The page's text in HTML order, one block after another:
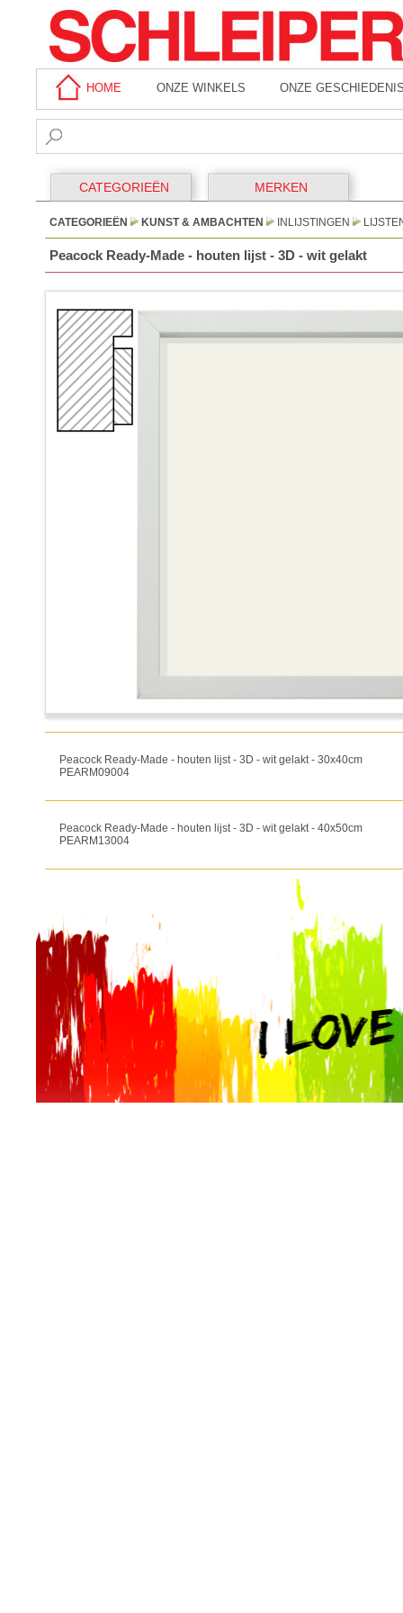
HOME ONZE WINKELS ONZE
CATEGORIEËN MERKEN
CATEGORIEËN KUNST & AMBACHTEN INLIJSTINGEN
Peacock Ready-Made - houten lijst - 3D - wit gelakt
Peacock Ready-Made - houten lijst - 3D - wit gelakt - 30x40cm
PEARM09004
Peacock Ready-Made - houten lijst - 3D - wit gelakt - 40x50cm
PEARM13004